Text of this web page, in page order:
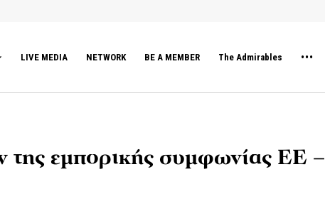
LIVE MEDIA NETWORK BE A MEMBER The Admirables
της εμπορικής συμφωνίας ΕΕ –